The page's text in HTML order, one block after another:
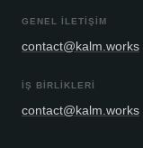
GENEL İLETIŞIM
contact@kalm.works
İŞ BIRLIKLERI
contact@kalm.works